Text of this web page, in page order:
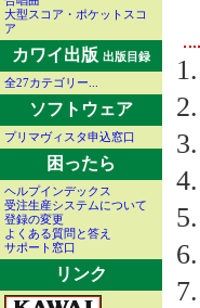
大型スコア・ポケットスコ
ア
カワイ出版 出版目録
全27カテゴリー...
ソフトウェア
プリマヴィスタ申込窓口
困ったら
ヘルプインデックス
受注生産システムについて
登録の変更
よくある質問と答え
サポート窓口
リンク